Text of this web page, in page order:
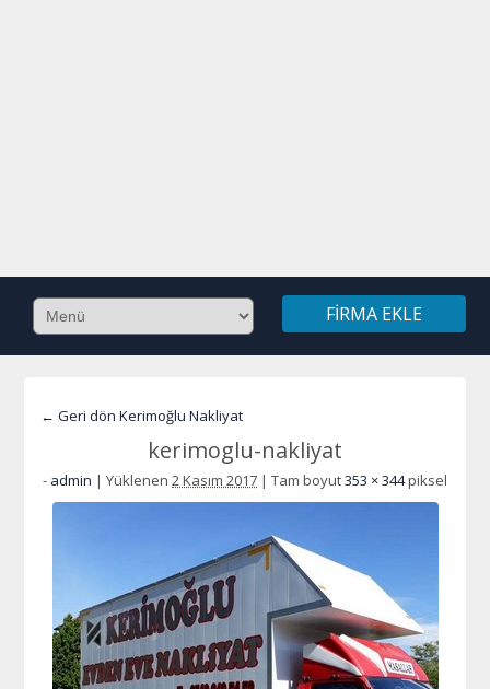
FIRMA EKLE
← Geri dön Kerimoğlu Nakliyat
kerimoglu-nakliyat
- admin | Yüklenen 2 Kasım 2017 | Tam boyut353 × 344piksel